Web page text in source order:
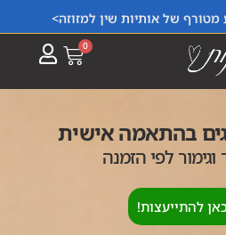
של אותיות שין למזוזה>
אישית
לפי הזמנה